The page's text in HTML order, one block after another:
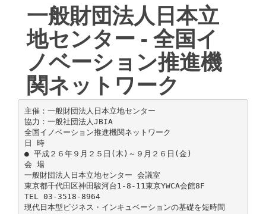
一般財団法人日本立
地センター - 全国イ
ノベーション推進機
関ネットワーク
主催：一般財団法人日本立地センター
協力：一般社団法人JBIA
全国イノベーション推進機関ネットワーク
日 時
● 平成２６年９月２５日(木)～９月２６日(金)
会 場
一般財団法人日本立地センター 会議室
東京都千代田区神田駿河台1-8-11東京YWCA会館8F
TEL 03-3518-8964
現代日本型ビジネス・インキュベーションの基礎を短時間